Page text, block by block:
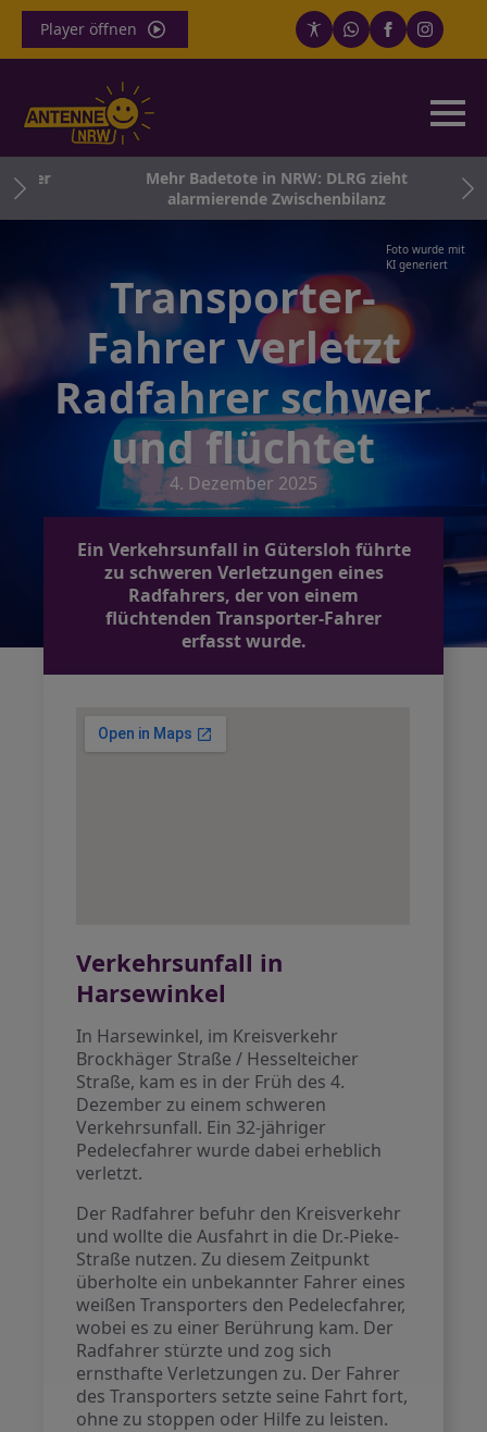
Player öffnen
Mehr Badetote in NRW: DLRG zieht
alarmierende Zwischenbilanz
Foto wurde mit
KI generiert
Transporter-
Fahrer verletzt
Radfahrer schwer
und flüchtet
4. Dezember 2025
Ein Verkehrsunfall in Gütersloh führte
zu schweren Verletzungen eines
Radfahrers, der von einem
flüchtenden Transporter-Fahrer
erfasst wurde.
Verkehrsunfall in
Harsewinkel
In Harsewinkel, im Kreisverkehr
Brockhäger Straße / Hesselteicher
Straße, kam es in der Früh des 4.
Dezember zu einem schweren
Verkehrsunfall. Ein 32-jähriger
Pedelecfahrer wurde dabei erheblich
verletzt.
Der Radfahrer befuhr den Kreisverkehr
und wollte die Ausfahrt in die Dr.-Pieke-
Straße nutzen. Zu diesem Zeitpunkt
überholte ein unbekannter Fahrer eines
weißen Transporters den Pedelecfahrer,
wobei es zu einer Berührung kam. Der
Radfahrer stürzte und zog sich
ernsthafte Verletzungen zu. Der Fahrer
des Transporters setzte seine Fahrt fort,
ohne zu stoppen oder Hilfe zu leisten.